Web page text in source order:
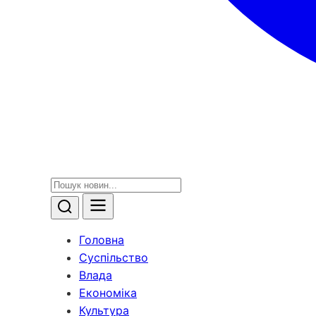
Головна
Суспільство
Влада
Економіка
Культура